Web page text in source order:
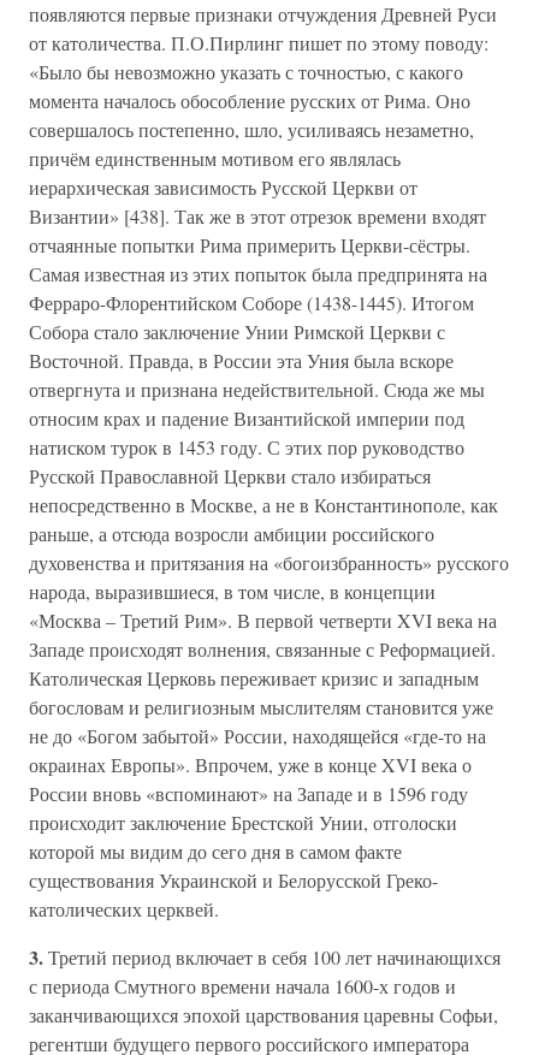
появляются первые признаки отчуждения Древней Руси
от католичества. П.О.Пирлинг пишет по этому поводу:
«Было бы невозможно указать с точностью, с какого
момента началось обособление русских от Рима. Оно
совершалось постепенно, шло, усиливаясь незаметно,
причём единственным мотивом его являлась
иерархическая зависимость Русской Церкви от
Византии» [438]. Так же в этот отрезок времени входят
отчаянные попытки Рима примерить Церкви-сёстры.
Самая известная из этих попыток была предпринята на
Ферраро-Флорентийском Соборе (1438-1445). Итогом
Собора стало заключение Унии Римской Церкви с
Восточной. Правда, в России эта Уния была вскоре
отвергнута и признана недействительной. Сюда же мы
относим крах и падение Византийской империи под
натиском турок в 1453 году. С этих пор руководство
Русской Православной Церкви стало избираться
непосредственно в Москве, а не в Константинополе, как
раньше, а отсюда возросли амбиции российского
духовенства и притязания на «богоизбранность» русского
народа, выразившиеся, в том числе, в концепции
«Москва – Третий Рим». В первой четверти XVI века на
Западе происходят волнения, связанные с Реформацией.
Католическая Церковь переживает кризис и западным
богословам и религиозным мыслителям становится уже
не до «Богом забытой» России, находящейся «где-то на
окраинах Европы». Впрочем, уже в конце XVI века о
России вновь «вспоминают» на Западе и в 1596 году
происходит заключение Брестской Унии, отголоски
которой мы видим до сего дня в самом факте
существования Украинской и Белорусской Греко-
католических церквей.
3.Третий период включает в себя 100 лет начинающихся
с периода Смутного времени начала 1600-х годов и
заканчивающихся эпохой царствования царевны Софьи,
регентши будущего первого российского императора